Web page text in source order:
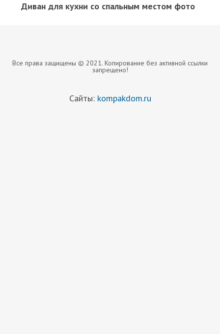
Диван для кухни со спальным местом фото
Все права защищены © 2021. Копирование без активной ссылки
запрещено!
Сайты: kompakdom.ru